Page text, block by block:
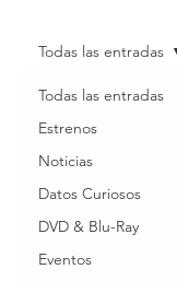
Todas las entradas
Estrenos
Noticias
Datos Curiosos
DVD & Blu-Ray
Eventos
Todas las entradas